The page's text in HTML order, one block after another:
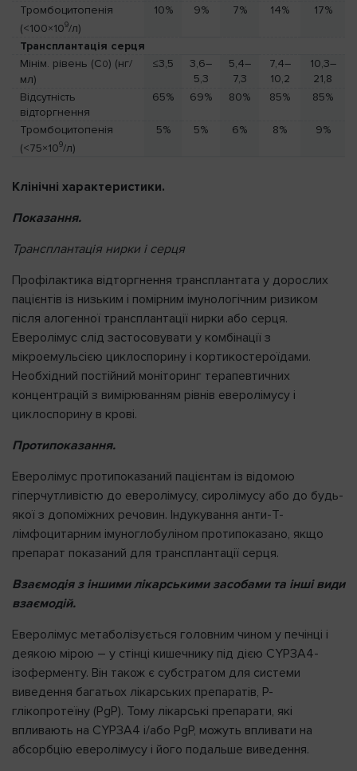
Тромбоцитопенія
(<100×109/л)
10% 9% 7% 14% 17%
Трансплантація серця
Мінім. рівень (С0) (нг/
мл)
≤3,5
3,6–
5,3
5,4–
7,3
7,4–
10,2
10,3–
21,8
Відсутність
відторгнення
65% 69% 80% 85% 85%
Тромбоцитопенія
(<75×109/л)
5% 5% 6% 8% 9%
Клінічні характеристики.
Показання.
Трансплантація нирки і серця
Профілактика відторгнення трансплантата у дорослих
пацієнтів із низьким і помірним імунологічним ризиком
після алогенної трансплантації нирки або серця.
Еверолімус слід застосовувати у комбінації з
мікроемульсією циклоспорину і кортикостероїдами.
Необхідний постійний моніторинг терапевтичних
концентрацій з вимірюванням рівнів еверолімусу і
циклоспорину в крові.
Протипоказання.
Еверолімус протипоказаний пацієнтам із відомою
гіперчутливістю до еверолімусу, сиролімусу або до будь-
якої з допоміжних речовин. Індукування анти-Т-
лімфоцитарним імуноглобуліном протипоказано, якщо
препарат показаний для трансплантації серця.
Взаємодія з іншими лікарськими засобами та інші види
взаємодій.
Еверолімус метаболізується головним чином у печінці і
деякою мірою – у стінці кишечнику під дією CYP3A4-
ізоферменту. Він також є субстратом для системи
виведення багатьох лікарських препаратів, Р-
глікопротеїну (РgР). Тому лікарські препарати, які
впливають на CYP3A4 і/або PgР, можуть впливати на
абсорбцію еверолімусу і його подальше виведення.